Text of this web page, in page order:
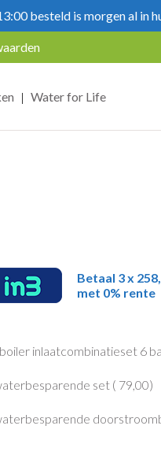
besteld is morgen al in
| Water for Life
Betaal 3 x
met 0% rente
inlaatcombinatieset 6
set ( 79,00)